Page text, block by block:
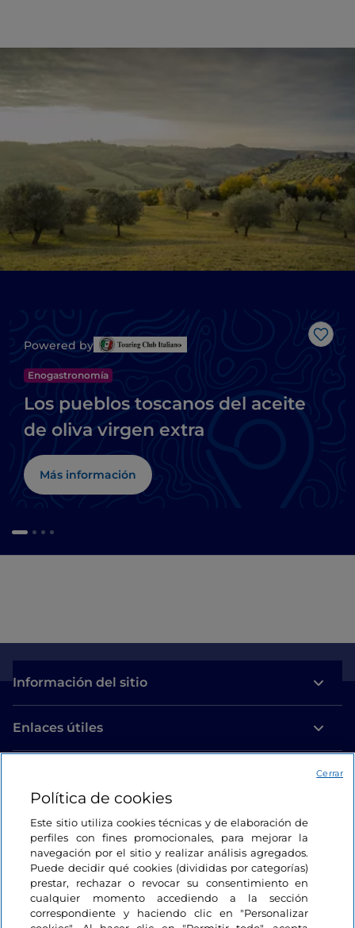
Me
Powered by
Enogastronomía
Los pueblos toscanos del aceite
de oliva virgen extra
Más información
Información del sitio
Enlaces útiles
Estamos en contacto
Política de cookies
Este sitio utiliza cookies técnicas y de elaboración de
perfiles con fines promocionales, para mejorar la
navegación por el sitio y realizar análisis agregados.
Puede decidir qué cookies (divididas por categorías)
prestar, rechazar o revocar su consentimiento en
cualquier momento accediendo a la sección
correspondiente y haciendo clic en "Personalizar
Cerrar